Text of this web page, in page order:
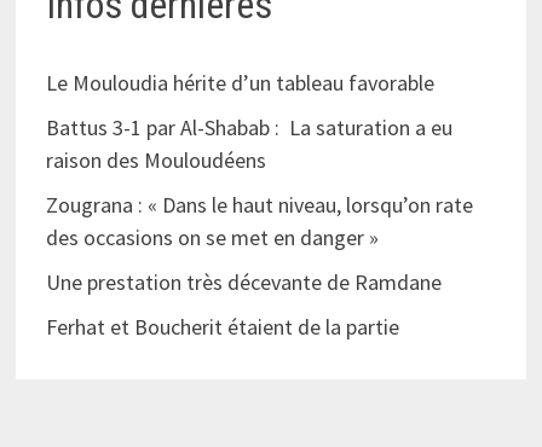
Le Mouloudia hérite d’un tableau favorable
Battus 3-1 par Al-Shabab : La saturation a eu
raison des Mouloudéens
Zougrana : « Dans le haut niveau, lorsqu’on rate
des occasions on se met en danger »
Une prestation très décevante de Ramdane
Ferhat et Boucherit étaient de la partie